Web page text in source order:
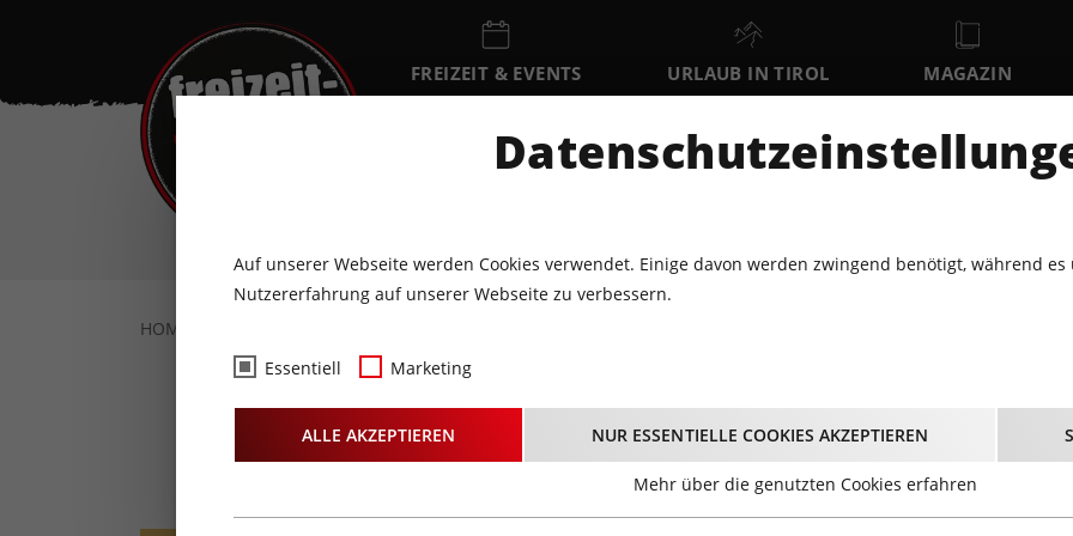
FREIZEIT & EVENTS URLAUB IN TIROL MAGAZIN
EVENTKALENDER
MO DI MI 13
HOME
Kabarett und Dinner am
08.11.2023 - Beginn 19:00 Uhr
Auf unserer Webseite werden Cookies verwendet. Einige davon werden zwingend benötigt, während
Nutzererfahrung auf unserer Webseite zu verbessern.
Essentiell Marketing
ALLE AKZEPTIEREN NUR ESSENTIELLE COOKIES AKZEPTIEREN
Mehr über die genutzten Cookies erfahren